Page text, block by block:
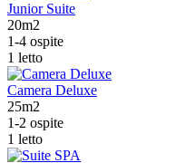
Junior Suite
20m2
1-4 ospite
1 letto
Camera Deluxe
25m2
1-2 ospite
1 letto